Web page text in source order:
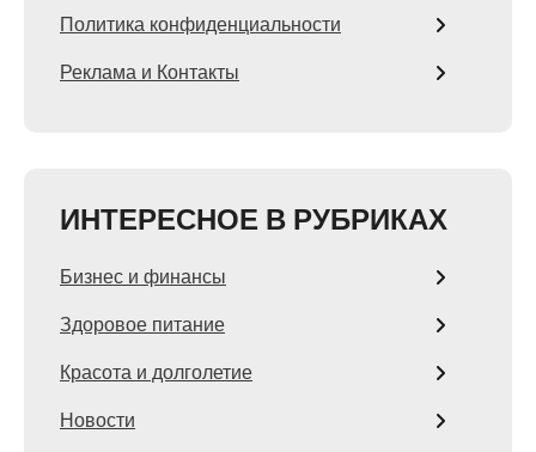
Политика конфиденциальности
Реклама и Контакты
ИНТЕРЕСНОЕ В РУБРИКАХ
Бизнес и финансы
Здоровое питание
Красота и долголетие
Новости